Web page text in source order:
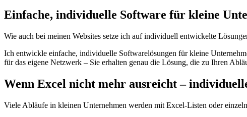
Einfache, individuelle Software für kleine
Wie auch bei meinen Websites setze ich auf individuell entwickelte
Ich entwickle einfache, individuelle Softwarelösungen für kleine
für das eigene Netzwerk – Sie erhalten genau die Lösung, die zu Ihren
Wenn Excel nicht mehr ausreicht –
Viele Abläufe in kleinen Unternehmen werden mit Excel-Listen oder